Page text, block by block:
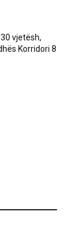
vjetësh,
Korridori 8